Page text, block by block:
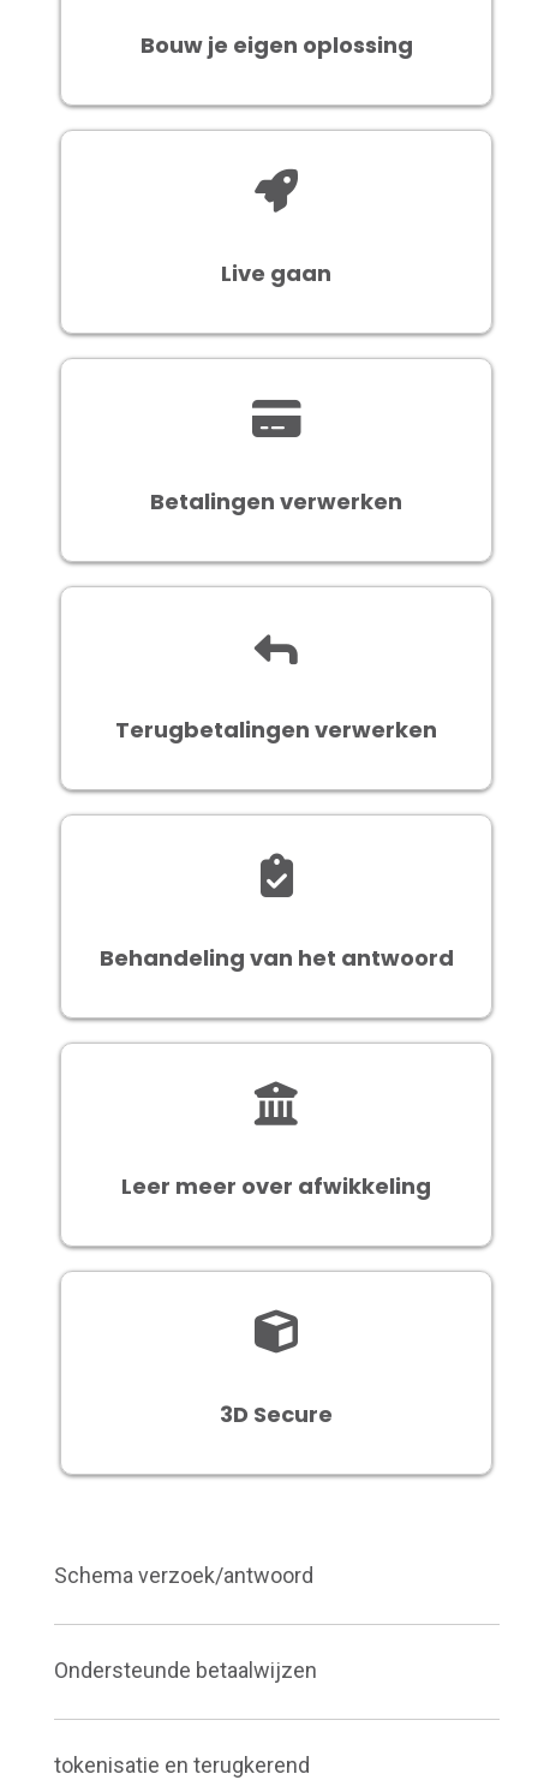
Bouw je eigen oplossing
Live gaan
Betalingen verwerken
Terugbetalingen verwerken
Behandeling van het antwoord
Leer meer over afwikkeling
3D Secure
Schema verzoek/antwoord
Ondersteunde betaalwijzen
tokenisatie en terugkerend